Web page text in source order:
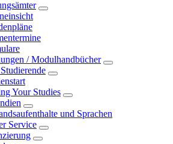
/ Modulhandbücher
Your Studies
und Sprachen
Service